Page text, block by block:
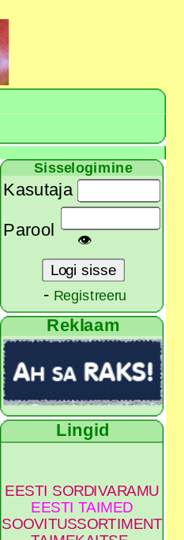
Sisselogimine
Kasutaja
Parool
👁
- Registreeru
Reklaam
Lingid
EESTI SORDIVARAMU
EESTI TAIMED
SOOVITUSSORTIMENT